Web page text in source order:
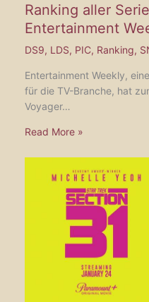
Ranking aller
Entertainment
DS9, LDS, PIC, Ranking,
Entertainment Weekly,
für die TV-Branche, hat
Voyager…
Read More »